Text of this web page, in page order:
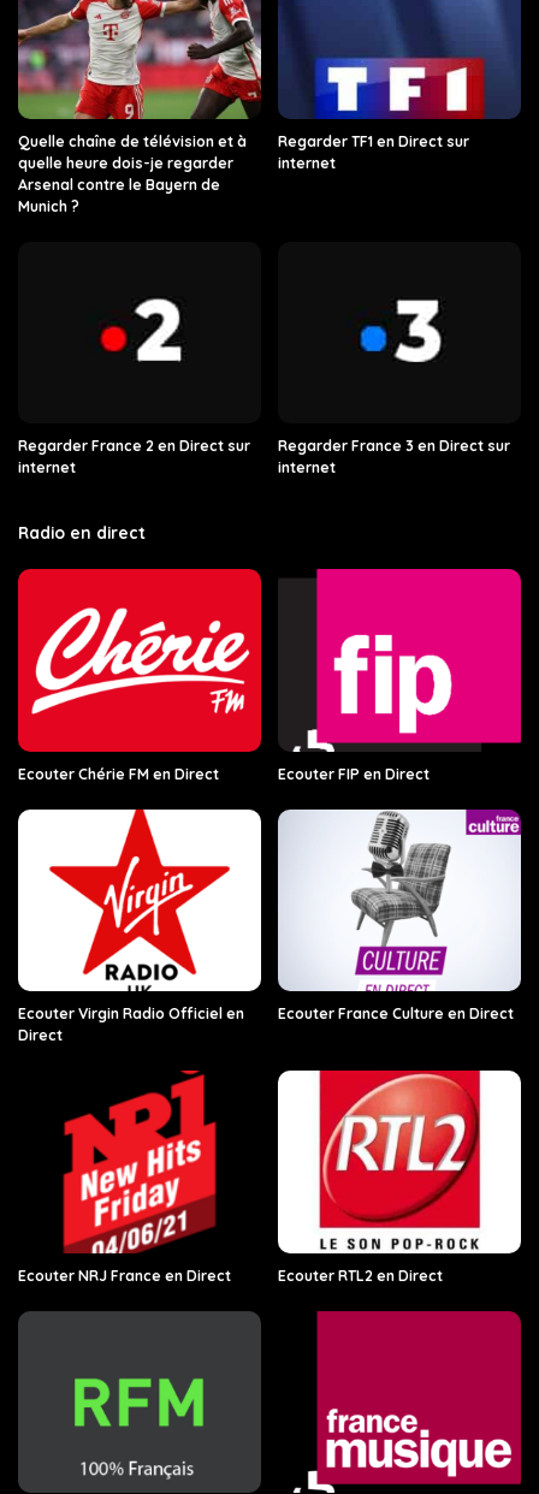
Quelle chaîne de télévision et à
quelle heure dois-je regarder
Arsenal contre le Bayern de
Munich ?
Regarder TF1 en Direct sur
internet
Regarder France 2 en Direct sur
internet
Regarder France 3 en Direct sur
internet
Radio en direct
Ecouter Chérie FM en Direct Ecouter FIP en Direct
Ecouter Virgin Radio Officiel en
Direct
Ecouter France Culture en Direct
Ecouter NRJ France en Direct Ecouter RTL2 en Direct